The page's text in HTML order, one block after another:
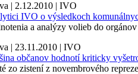
| 2.12.2010 | IVO
IVO o výsledkoch
a analýzy volieb do
| 23.11.2010 | IVO
občanov hodnotí kriticky
zo zistení z novembrového